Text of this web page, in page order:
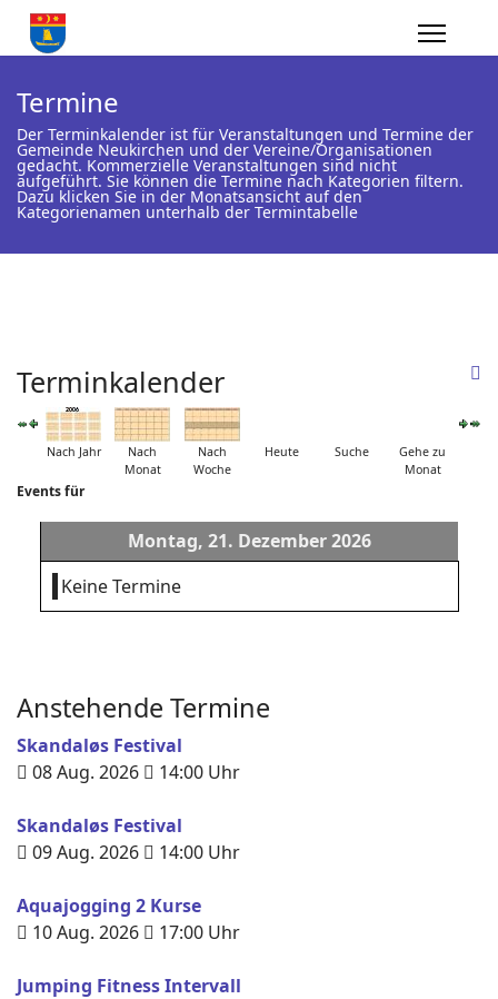
Termine
Der Terminkalender ist für Veranstaltungen und Termine der
Gemeinde Neukirchen und der Vereine/Organisationen
gedacht. Kommerzielle Veranstaltungen sind nicht
aufgeführt. Sie können die Termine nach Kategorien filtern.
Dazu klicken Sie in der Monatsansicht auf den
Kategorienamen unterhalb der Termintabelle
Terminkalender
Nach Jahr
Nach
Monat
Nach
Woche
Heute Suche
Gehe zu
Monat
Events für
Montag, 21. Dezember 2026
Keine Termine
Anstehende Termine
Skandaløs Festival
08 Aug. 2026
14:00 Uhr
Skandaløs Festival
09 Aug. 2026
14:00 Uhr
Aquajogging 2 Kurse
10 Aug. 2026
17:00 Uhr
Jumping Fitness Intervall